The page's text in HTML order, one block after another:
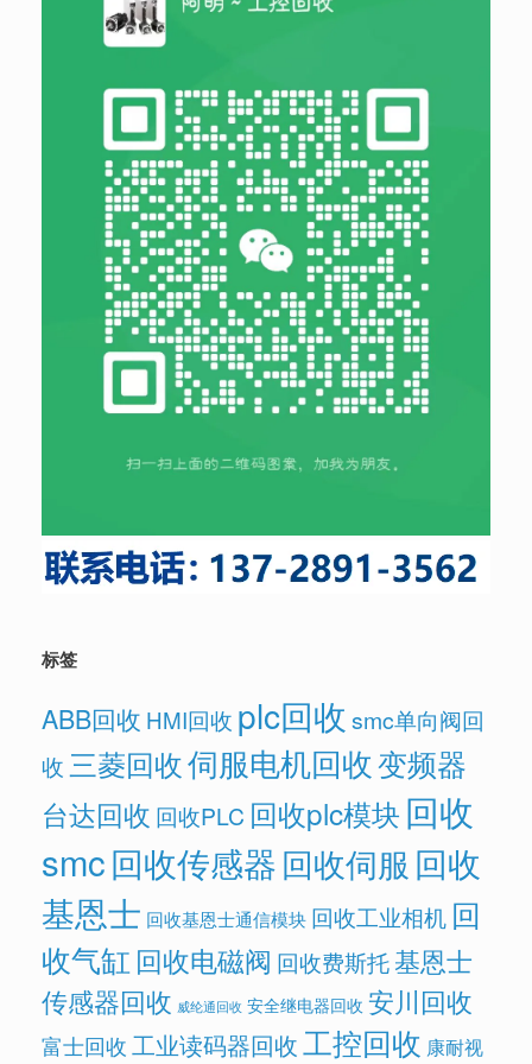
标签
ABB回收 HMI回收 plc回收 smc单向阀回
收 三菱回收伺服电机回收变频器
台达回收 回收PLC 回收plc模块 回收
smc回收传感器回收伺服 回收
基恩士 回收基恩士通信模块 回收工业相机 回
收气缸 回收电磁阀 回收费斯托基恩士
传感器回收 威纶通回收 安全继电器回收 安川回收
富士回收 工业读码器回收工控回收 康耐视